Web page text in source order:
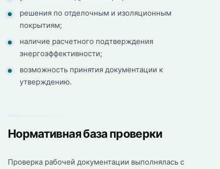
решения по отделочным и изоляционным
покрытиям;
наличие расчетного подтверждения
энергоэффективности;
возможность принятия документации к
утверждению.
Нормативная база проверки
Проверка рабочей документации выполнялась с